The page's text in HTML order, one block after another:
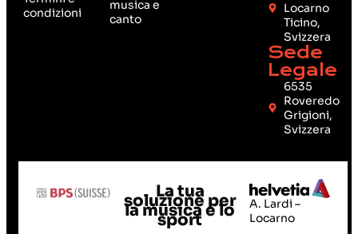
condizioni
musica e
canto
Locarno
Ticino,
Svizzera
Sede
Legale
6535
Roveredo
Grigioni,
Svizzera
La tua
soluzione per
la musica e lo
sport
A. Lardi –
Locarno